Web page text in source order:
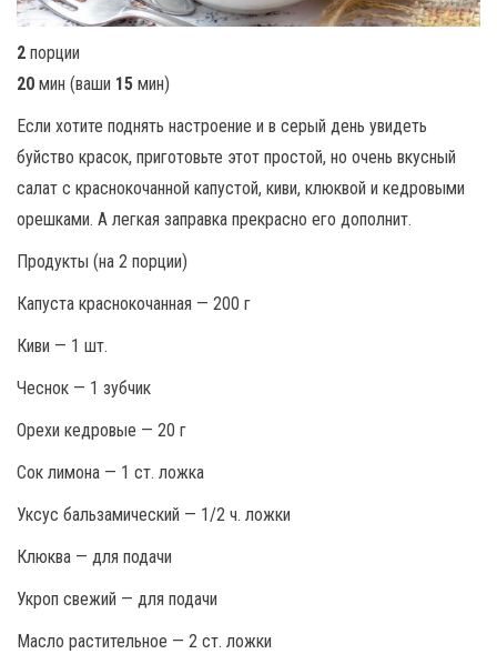
2 порции
20 мин (ваши 15 мин)
Если хотите поднять настроение и в серый день увидеть
буйство красок, приготовьте этот простой, но очень вкусный
салат с краснокочанной капустой, киви, клюквой и кедровыми
орешками. А легкая заправка прекрасно его дополнит.
Продукты (на 2 порции)
Капуста краснокочанная — 200 г
Киви — 1 шт.
Чеснок — 1 зубчик
Орехи кедровые — 20 г
Сок лимона — 1 ст. ложка
Уксус бальзамический — 1/2 ч. ложки
Клюква — для подачи
Укроп свежий — для подачи
Масло растительное — 2 ст. ложки